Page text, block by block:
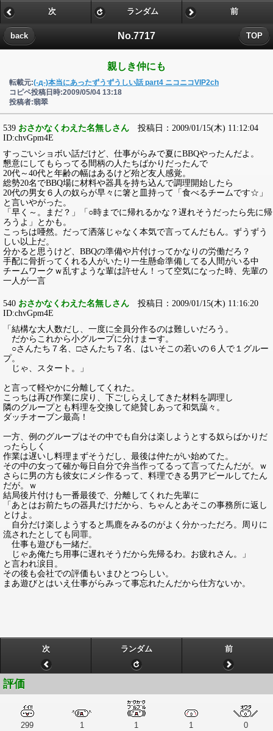
No.7717
back TOP
次 ランダム 前
親しき仲にも
転載元:(-д-)本当にあったずうずうしい話 part4 ニコニコVIP2ch
コピペ投稿日時:2009/05/04 13:18
投稿者:翡翠
539 おさかなくわえた名無しさん 投稿日：2009/01/15(木) 11:12:04
ID:chvGpm4E
すっごいショボい話だけど、仕事がらみで夏にBBQやったんだよ。
懇意にしてもらってる間柄の人たちばかりだったんで
20代～40代と年齢の幅はあるけど殆ど友人感覚。
総勢20名でBBQ場に材料や器具を持ち込んで調理開始したら
20代の男女６人の奴らが早々に箸と皿持って「食べるチームです☆」
と言いやがった。
「早く～。まだ？」「○時までに帰れるかな？遅れそうだったら先に帰
ろうよ」とかも。
こっちは唖然。だって洒落じゃなく本気で言ってんだもん。ずうずう
しい以上だ。
分かると思うけど、BBQの準備や片付けってかなりの労働だろ？
手配に骨折ってくれる人がいたり一生懸命準備してる人間がいる中
チームワークｗ乱すような輩は許せん！って空気になった時、先輩の
一人が一言
540 おさかなくわえた名無しさん 投稿日：2009/01/15(木) 11:16:20
ID:chvGpm4E
「結構な大人数だし、一度に全員分作るのは難しいだろう。
だからこれから小グループに分けまーす。
○さんたち７名、□さんたち７名、はいそこの若いの６人で１グルー
プ。
じゃ、スタート。」
と言って軽やかに分離してくれた。
こっちは再び作業に戻り、下ごしらえしてきた材料を調理し
隣のグループとも料理を交換して絶賛しあって和気藹々。
ダッチオーブン最高！
一方、例のグループはその中でも自分は楽しようとする奴らばかりだ
ったらしく
作業は遅いし料理まずそうだし、最後は仲たがい始めてた。
その中の女って確か毎日自分で弁当作ってるって言ってたんだが。ｗ
さらに男の方も彼女にメシ作るって、料理できる男アピールしてたん
だが。ｗ
結局後片付けも一番最後で、分離してくれた先輩に
「あとはお前たちの器具だけだから、ちゃんとあそこの事務所に返し
とけよ。
自分だけ楽しようすると馬鹿をみるのがよく分かっただろ。周りに
流されたとしても同罪。
仕事も遊びも一緒だ。
じゃあ俺たち用事に遅れそうだから先帰るわ。お疲れさん。」
と言われ涙目。
その後も会社での評価もいまひとつらしい。
まあ遊びとはいえ仕事がらみって事忘れたんだから仕方ないか。
次 ランダム 前
評価
299 1 1 1 0